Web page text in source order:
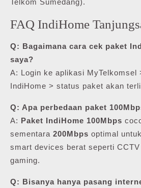
Telkom Sumedang).
FAQ IndiHome
Q: Bagaimana cara cek paket
saya?
A: Login ke aplikasi MyTelkomsel
IndiHome > status paket akan
Q: Apa perbedaan paket
A: Paket IndiHome 100Mbps
sementara 200Mbps optimal
smart devices berat seperti CCTV
gaming.
Q: Bisanya hanya pasang